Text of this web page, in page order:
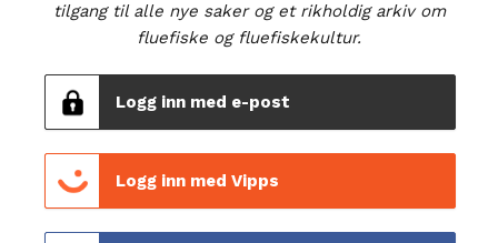
tilgang til alle nye saker og et rikholdig arkiv om
fluefiske og fluefiskekultur.
Logg inn med e-post
Logg inn med Vipps